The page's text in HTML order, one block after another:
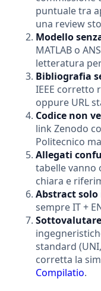
puntuale tra
una review
Modello
MATLAB o
letteratura
Bibliografia
IEEE corretto
oppure URL
Codice non
link Zenodo
Politecnico
Allegati
tabelle vanno
chiara e
Abstract
sempre IT +
standard
corretta la
Compilatio.